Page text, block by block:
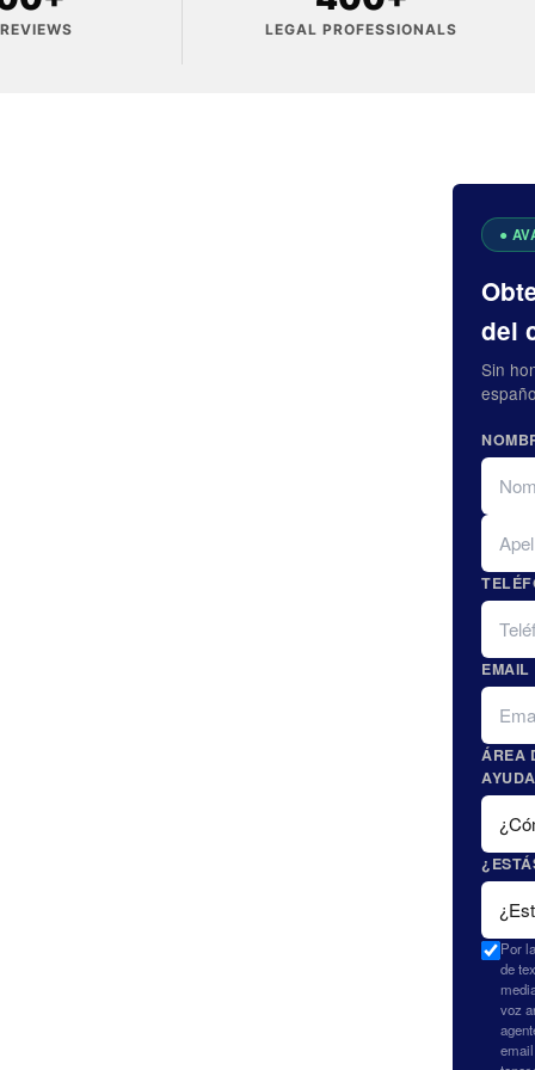
LEGAL PROFESSIONALS
del
Sin
FIRST
LAST
EMAIL
ÁREA
Por
de
voz